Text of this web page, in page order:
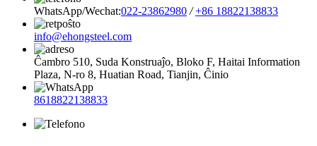
WhatsApp/Wechat:022-23862980 / +86 18822138833
info@ehongsteel.com
Ĉambro 510, Suda Konstruaĵo, Bloko F, ​​Haitai Information
Plaza, N-ro 8, Huatian Road, Tianjin, Ĉinio
8618822138833